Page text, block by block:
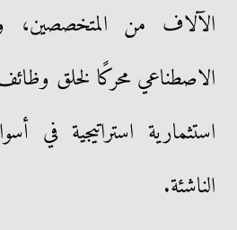
الآلاف من المتخصصين،
الاصطناعي محركًا لخلق
استثمارية استراتيجية في
الناشئة.